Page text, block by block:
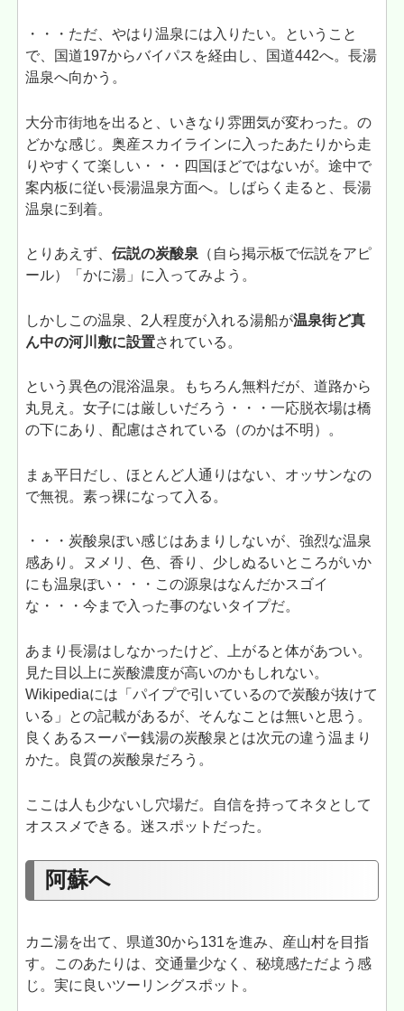
・・・ただ、やはり温泉には入りたい。ということ
で、国道197からバイパスを経由し、国道442へ。長湯
温泉へ向かう。
大分市街地を出ると、いきなり雰囲気が変わった。の
どかな感じ。奥産スカイラインに入ったあたりから走
りやすくて楽しい・・・四国ほどではないが。途中で
案内板に従い長湯温泉方面へ。しばらく走ると、長湯
温泉に到着。
とりあえず、伝説の炭酸泉 （自ら掲示板で伝説をアピ
ール）「かに湯」に入ってみよう。
しかしこの温泉、2人程度が入れる湯船が温泉街ど真
ん中の河川敷に設置されている。
という異色の混浴温泉。もちろん無料だが、道路から
丸見え。女子には厳しいだろう・・・一応脱衣場は橋
の下にあり、配慮はされている（のかは不明）。
まぁ平日だし、ほとんど人通りはない、オッサンなの
で無視。素っ裸になって入る。
・・・炭酸泉ぽい感じはあまりしないが、強烈な温泉
感あり。ヌメリ、色、香り、少しぬるいところがいか
にも温泉ぽい・・・この源泉はなんだかスゴイ
な・・・今まで入った事のないタイプだ。
あまり長湯はしなかったけど、上がると体があつい。
見た目以上に炭酸濃度が高いのかもしれない。
Wikipediaには「パイプで引いているので炭酸が抜けて
いる」との記載があるが、そんなことは無いと思う。
良くあるスーパー銭湯の炭酸泉とは次元の違う温まり
かた。良質の炭酸泉だろう。
ここは人も少ないし穴場だ。自信を持ってネタとして
オススメできる。迷スポットだった。
阿蘇へ
カニ湯を出て、県道30から131を進み、産山村を目指
す。このあたりは、交通量少なく、秘境感ただよう感
じ。実に良いツーリングスポット。